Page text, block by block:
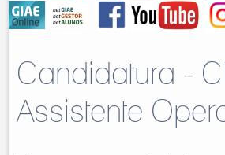
Candidatura -
Assistente